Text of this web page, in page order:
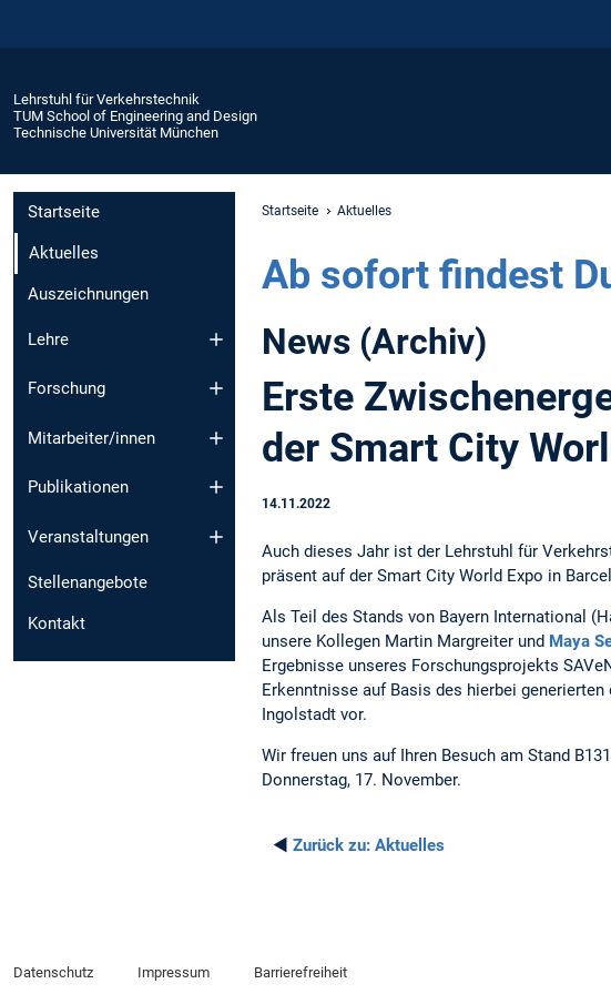
Lehrstuhl für Verkehrstechnik
TUM School of Engineering and Design
Technische Universität München
Startseite
Aktuelles
Auszeichnungen
Lehre
Forschung
Mitarbeiter/innen
Publikationen
Veranstaltungen
Stellenangebote
Kontakt
Startseite Aktuelles
Ab sofort findest
News (Archiv)
Erste
der Smart City
14.11.2022
Auch dieses Jahr ist der Lehrstuhl für
präsent auf der Smart City World Expo in
Als Teil des Stands von Bayern International
unsere Kollegen Martin Margreiter und Maya
Ergebnisse unseres Forschungsprojekts
Erkenntnisse auf Basis des hierbei
Ingolstadt vor.
Wir freuen uns auf Ihren Besuch am Stand
Donnerstag, 17. November.
◄ Zurück zu: Aktuelles
Datenschutz Impressum Barrierefreiheit